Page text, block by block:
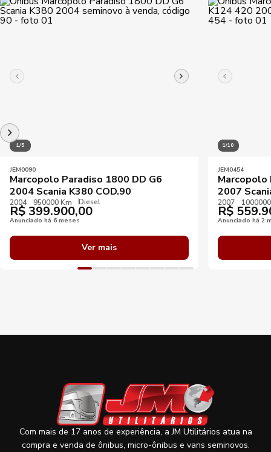
1/5
JEM0090
Marcopolo Paradiso 1800 DD G6
2004 Scania K380 COD.90
2004 950000 Km Diesel
R$ 399.900,00
Anunciado há 6 meses
Ver mais
1/10
JEM0454
Marcopolo
2007
2007
R$
Anunciado há 2
Com mais de 17 anos de experiência, a JM Utilitários atua na
compra e venda de ônibus, micro-ônibus e vans seminovos.